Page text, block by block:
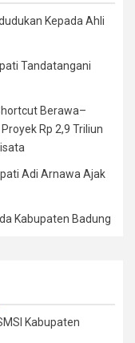
Kepada Ahli
Tandatangani
Berawa–
Rp 2,9 Triliun
Adi Arnawa Ajak
Kabupaten Badung
Kabupaten